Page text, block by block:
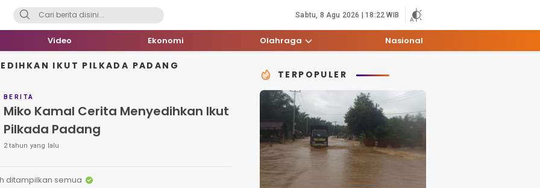
Sabtu, 8 Agu 2026 | 18:22 WIB
Video Ekonomi Olahraga Nasional
IKUT PILKADA PADANG
BERITA
Miko Kamal Cerita Menyedihkan Ikut
Pilkada Padang
2 tahun yang lalu
ditampilkan semua
TERPOPULER